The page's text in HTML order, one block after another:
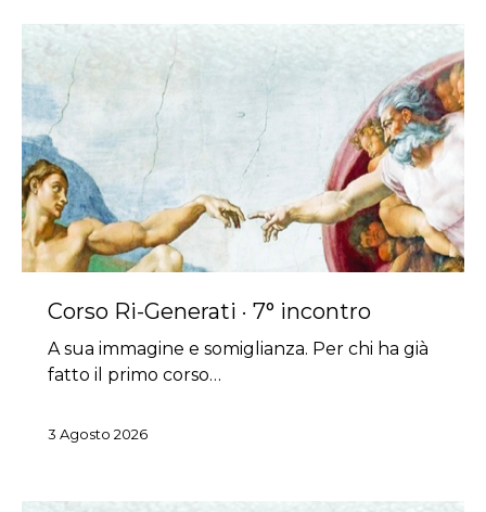
Corso Ri-Generati · 7° incontro
A sua immagine e somiglianza. Per chi ha già
fatto il primo corso…
3 Agosto 2026